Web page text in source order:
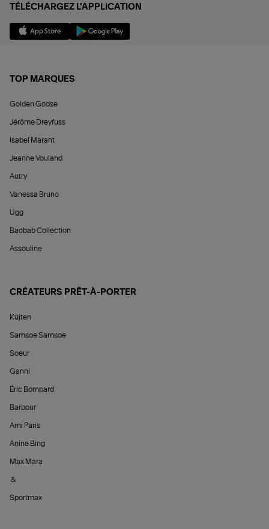
TÉLÉCHARGEZ L'APPLICATION
TOP MARQUES
Golden Goose
Jérôme Dreyfuss
Isabel Marant
Jeanne Vouland
Autry
Vanessa Bruno
Ugg
Baobab Collection
Assouline
CRÉATEURS PRÊT-À-PORTER
Kujten
Samsoe Samsoe
Soeur
Ganni
Éric Bompard
Barbour
Ami Paris
Anine Bing
Max Mara
&
Sportmax